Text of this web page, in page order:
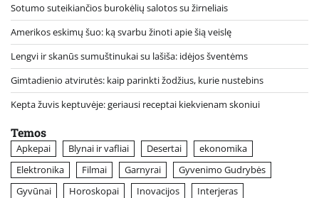
Sotumo suteikiančios burokėlių salotos su žirneliais
Amerikos eskimų šuo: ką svarbu žinoti apie šią veislę
Lengvi ir skanūs sumuštinukai su lašiša: idėjos šventėms
Gimtadienio atvirutės: kaip parinkti žodžius, kurie nustebins
Kepta žuvis keptuvėje: geriausi receptai kiekvienam skoniui
Temos
Apkepai Blynai ir vafliai Desertai
ekonomika
Elektronika
Filmai Garnyrai
Gyvenimo Gudrybės
Gyvūnai
Horoskopai Inovacijos
Interjeras